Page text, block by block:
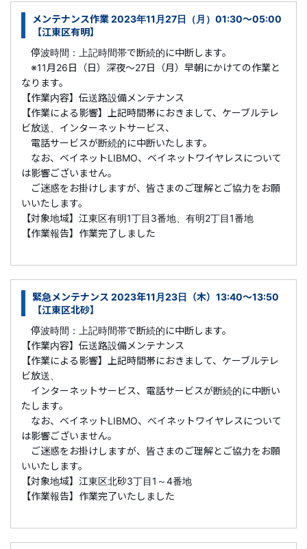
メンテナンス作業 2023年11月27日（月）01:30～05:00
【江東区有明】
停波時間：上記時間帯で断続的に中断します。
※11月26日（日）深夜～27日（月）早朝にかけての作業と
なります。
【作業内容】伝送路設備メンテナンス
【作業による影響】上記時間帯におきまして、ケーブルテレ
ビ放送、インターネットサービス、
電話サービスが断続的に中断いたします。
なお、ベイネットLIBMO、ベイネットワイヤレスについて
は影響ございません。
ご迷惑をお掛けしますが、皆さまのご理解とご協力をお願
いいたします。
【対象地域】江東区有明1丁目3番地、有明2丁目1番地
【作業報告】作業完了しました
緊急メンテナンス 2023年11月23日（木）13:40～13:50
【江東区北砂】
停波時間：上記時間帯で断続的に中断します。
【作業内容】伝送路設備メンテナンス
【作業による影響】上記時間帯におきまして、ケーブルテレ
ビ放送、
インターネットサービス、電話サービスが断続的に中断い
たします。
なお、ベイネットLIBMO、べイネットワイヤレスについて
は影響ございません。
ご迷惑をお掛けしますが、皆さまのご理解とご協力をお願
いいたします。
【対象地域】江東区北砂3丁目1～4番地
【作業報告】 作業完了いたしました